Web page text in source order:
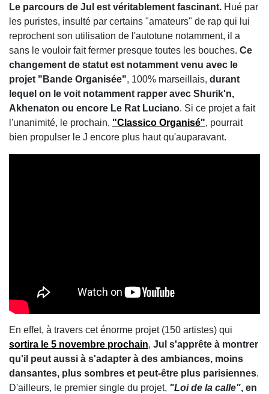
Le parcours de Jul est véritablement fascinant. Hué par
les puristes, insulté par certains "amateurs" de rap qui lui
reprochent son utilisation de l'autotune notamment, il a
sans le vouloir fait fermer presque toutes les bouches. Ce
changement de statut est notamment venu avec le
projet "Bande Organisée", 100% marseillais, durant
lequel on le voit notamment rapper avec Shurik'n,
Akhenaton ou encore Le Rat Luciano. Si ce projet a fait
l'unanimité, le prochain, "Classico Organisé", pourrait
bien propulser le J encore plus haut qu'auparavant.
En effet, à travers cet énorme projet (150 artistes) qui
sortira le 5 novembre prochain, Jul s'apprête à montrer
qu'il peut aussi à s'adapter à des ambiances, moins
dansantes, plus sombres et peut-être plus parisiennes.
D'ailleurs, le premier single du projet, "Loi de la calle", en